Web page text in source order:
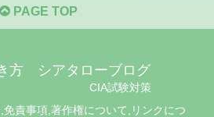
PAGE TOP
CIA試験対策
責事項,著作権について,リンクにつ